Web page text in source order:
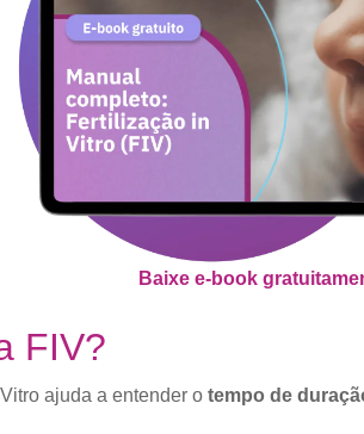
Baixe e-book
FIV?
ajuda a entender o tempo de